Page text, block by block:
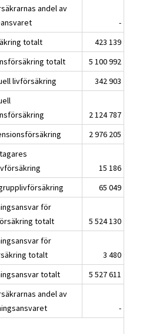
andel av
-
totalt
423 139
totalt
5 100 992
livförsäkring
342 903
2 124 787
2 976 205
15 186
65 049
för
totalt
5 524 130
för
totalt
3 480
totalt
5 527 611
andel av
-